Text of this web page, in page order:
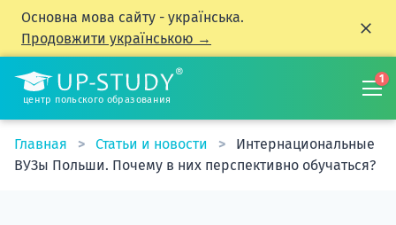
Основна мова сайту - українська.
Продовжити українською →
центр польского образования
1
Главная Статьи и новости
Интернациональные
ВУЗы Польши. Почему в них перспективно обучаться?